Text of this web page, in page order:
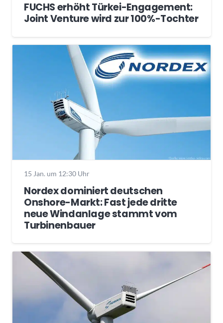
FUCHS erhöht Türkei-Engagement:
Joint Venture wird zur 100%-Tochter
15 Jan. um 12:30 Uhr
Nordex dominiert deutschen
Onshore-Markt: Fast jede dritte
neue Windanlage stammt vom
Turbinenbauer